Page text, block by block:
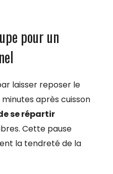
pour un
laisser reposer le
après cuisson
se répartir
Cette pause
la tendreté de la